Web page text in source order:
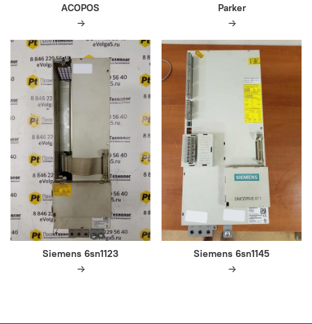
ACOPOS Parker
Siemens 6sn1123 Siemens 6sn1145